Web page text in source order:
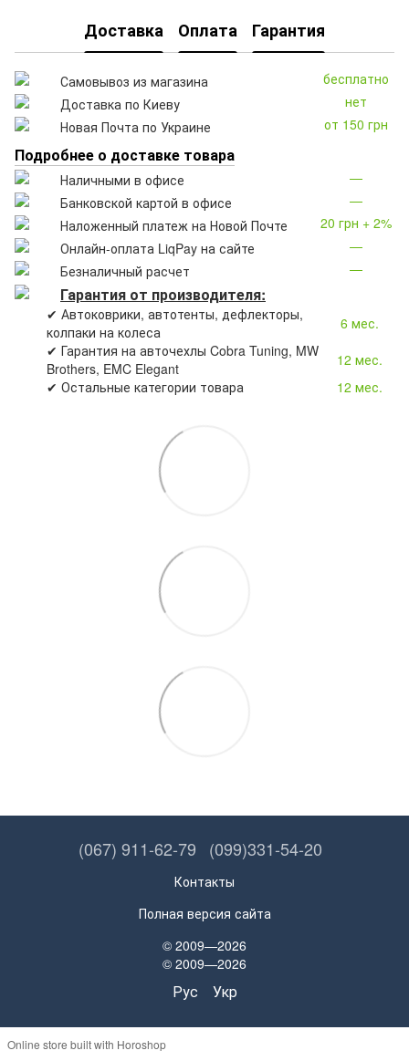
Доставка Оплата Гарантия
Самовывоз из магазина
бесплатно
Доставка по Киеву
нет
Новая Почта по Украине
от 150 грн
Подробнее о доставке товара
Наличными в офисе
—
Банковской картой в офисе
—
Наложенный платеж на Новой Почте
20 грн + 2%
Онлайн-оплата LiqPay на сайте
—
Безналичный расчет
—
Гарантия от производителя:
✔ Автоковрики, автотенты, дефлекторы,
колпаки на колеса
6 мес.
✔ Гарантия на авточехлы Cobra Tuning, MW
Brothers, EMC Elegant
12 мес.
✔ Остальные категории товара
12 мес.
(067) 911-62-79 (099)331-54-20
Контакты
Полная версия сайта
© 2009—2026
© 2009—2026
Рус Укр
Online store built with Horoshop